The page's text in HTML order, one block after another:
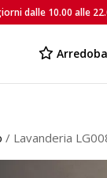
dalle 10.00 alle
/ Lavanderia